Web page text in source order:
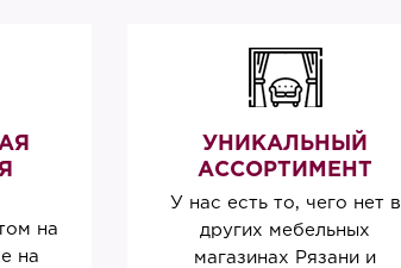
на
на
УНИКАЛЬНЫЙ
АССОРТИМЕНТ
У нас есть то, чего нет в
других мебельных
магазинах Рязани и